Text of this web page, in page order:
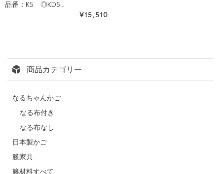
品番：K5 ◎KD5…
¥15,510
商品カテゴリー
なるちゃんかご
なる布付き
なる布なし
日本製かご
籐家具
籐材料すべて